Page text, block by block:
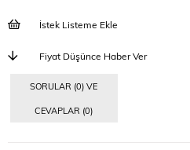
İstek Listeme Ekle
Fiyat Düşünce Haber Ver
SORULAR (0) VE
CEVAPLAR (0)